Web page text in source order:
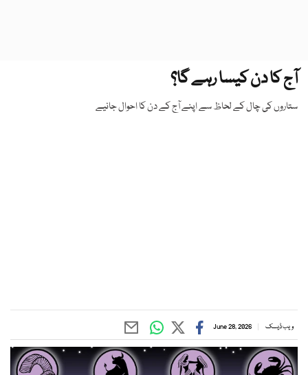
آج کا دن کیسا رہے گا؟
ستاروں کی چال کے لحاظ سے اپنے آج کے دن کا احوال جانیے
ویب ڈیسک June 28, 2026